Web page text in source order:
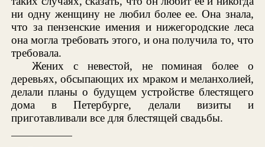
ни одну женщину не любил более ее. Она знала,
что за пензенские имения и нижегородские леса
она могла требовать этого, и она получила то, что
требовала.
Жених с невестой, не поминая более о
деревьях, обсыпающих их мраком и меланхолией,
делали планы о будущем устройстве блестящего
дома в Петербурге, делали визиты и
приготавливали все для блестящей свадьбы.